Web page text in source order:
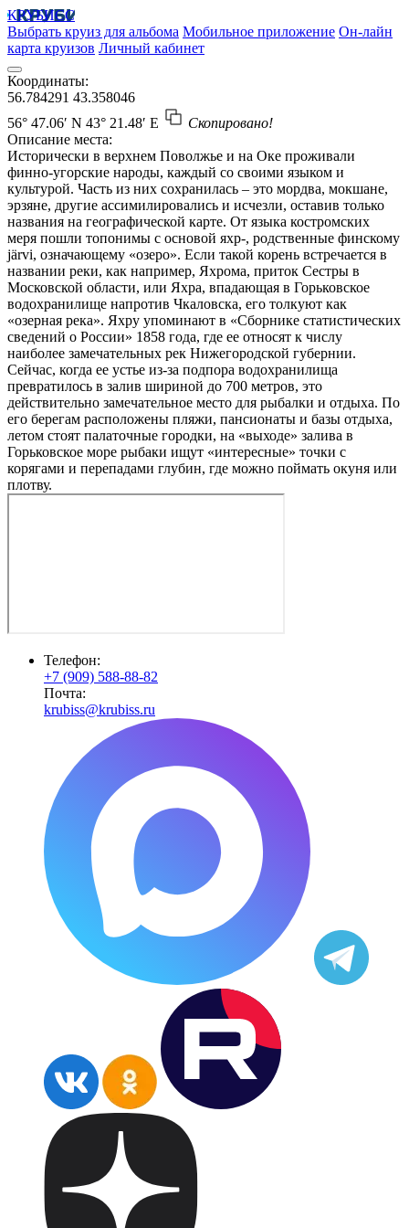
КРУБИСС
Выбрать круиз для альбома Мобильное приложение Он-лайн
карта круизов Личный кабинет
Координаты:
56.784291 43.358046
56° 47.06′ N 43° 21.48′ E
Скопировано!
Описание места:
Исторически в верхнем Поволжье и на Оке проживали
финно-угорские народы, каждый со своими языком и
культурой. Часть из них сохранилась – это мордва, мокшане,
эрзяне, другие ассимилировались и исчезли, оставив только
названия на географической карте. От языка костромских
меря пошли топонимы с основой яхр-, родственные финскому
järvi, означающему «озеро». Если такой корень встречается в
названии реки, как например, Яхрома, приток Сестры в
Московской области, или Яхра, впадающая в Горьковское
водохранилище напротив Чкаловска, его толкуют как
«озерная река». Яхру упоминают в «Сборнике статистических
сведений о России» 1858 года, где ее относят к числу
наиболее замечательных рек Нижегородской губернии.
Сейчас, когда ее устье из-за подпора водохранилища
превратилось в залив шириной до 700 метров, это
действительно замечательное место для рыбалки и отдыха. По
его берегам расположены пляжи, пансионаты и базы отдыха,
летом стоят палаточные городки, на «выходе» залива в
Горьковское море рыбаки ищут «интересные» точки с
корягами и перепадами глубин, где можно поймать окуня или
плотву.
Телефон:
+7 (909) 588-88-82
Почта:
krubiss@krubiss.ru